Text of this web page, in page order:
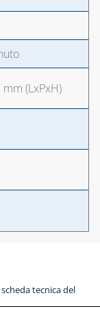
(LxPxH)
scheda tecnica del